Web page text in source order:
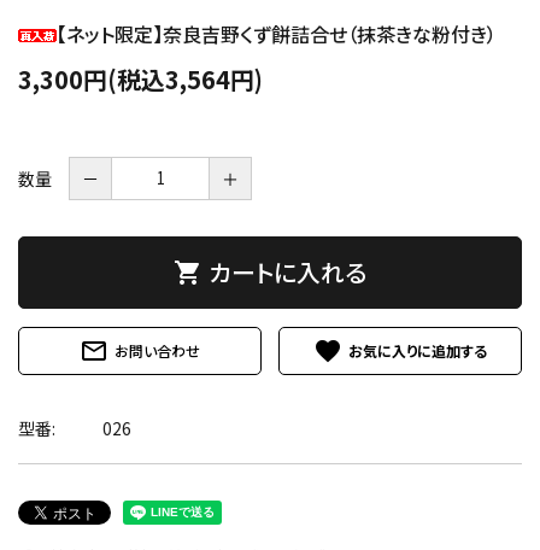
【ネット限定】奈良吉野くず餅詰合せ（抹茶きな粉付き）
3,300円(税込3,564円)
数量 － ＋
shopping_cart カートに入れる
mail_outline お問い合わせ favorite
型番: 026